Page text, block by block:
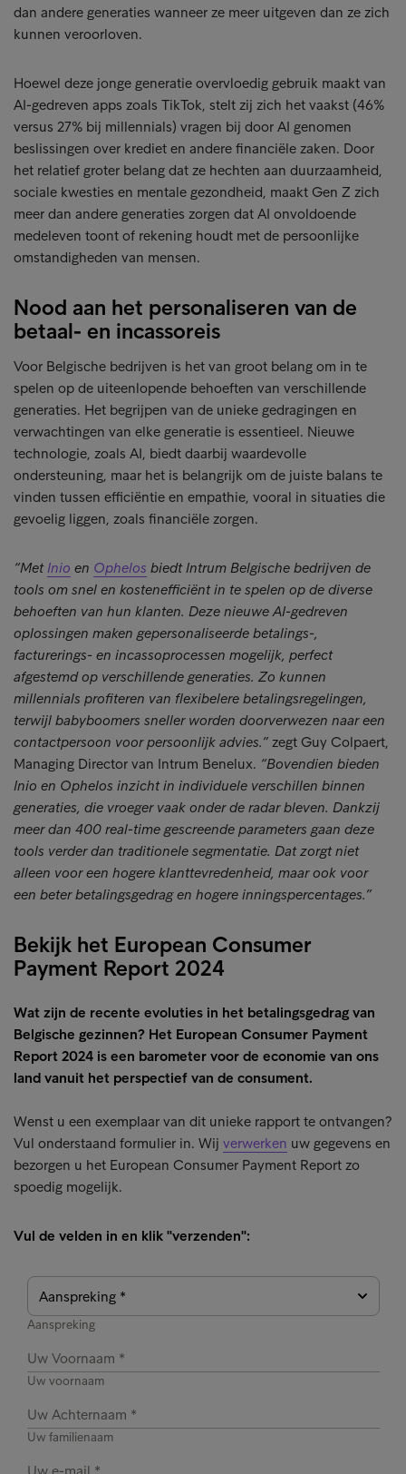
dan andere generaties wanneer ze meer uitgeven dan ze zich
kunnen veroorloven.
Hoewel deze jonge generatie overvloedig gebruik maakt van
AI-gedreven apps zoals TikTok, stelt zij zich het vaakst (46%
versus 27% bij millennials) vragen bij door AI genomen
beslissingen over krediet en andere financiële zaken. Door
het relatief groter belang dat ze hechten aan duurzaamheid,
sociale kwesties en mentale gezondheid, maakt Gen Z zich
meer dan andere generaties zorgen dat AI onvoldoende
medeleven toont of rekening houdt met de persoonlijke
omstandigheden van mensen.
Nood aan het personaliseren van de
betaal- en incassoreis
Voor Belgische bedrijven is het van groot belang om in te
spelen op de uiteenlopende behoeften van verschillende
generaties. Het begrijpen van de unieke gedragingen en
verwachtingen van elke generatie is essentieel. Nieuwe
technologie, zoals AI, biedt daarbij waardevolle
ondersteuning, maar het is belangrijk om de juiste balans te
vinden tussen efficiëntie en empathie, vooral in situaties die
gevoelig liggen, zoals financiële zorgen.
“MetInio en Ophelos biedt Intrum Belgische bedrijven de
tools om snel en kostenefficiënt in te spelen op de diverse
behoeften van hun klanten. Deze nieuwe AI-gedreven
oplossingen maken gepersonaliseerde betalings-,
facturerings- en incassoprocessen mogelijk, perfect
afgestemd op verschillende generaties. Zo kunnen
millennials profiteren van flexibelere betalingsregelingen,
terwijl babyboomers sneller worden doorverwezen naar een
contactpersoon voor persoonlijk advies.” zegt Guy Colpaert,
Managing Director van Intrum Benelux. “Bovendien bieden
Inio en Ophelos inzicht in individuele verschillen binnen
generaties, die vroeger vaak onder de radar bleven. Dankzij
meer dan 400 real-time gescreende parameters gaan deze
tools verder dan traditionele segmentatie. Dat zorgt niet
alleen voor een hogere klanttevredenheid, maar ook voor
een beter betalingsgedrag en hogere inningspercentages.”
Bekijk het European Consumer
Payment Report 2024
Wat zijn de recente evoluties in het betalingsgedrag van
Belgische gezinnen? Het European Consumer Payment
Report 2024 is een barometer voor de economie van ons
land vanuit het perspectief van de consument.
Wenst u een exemplaar van dit unieke rapport te ontvangen?
Vul onderstaand formulier in. Wij verwerken uw gegevens en
bezorgen u het European Consumer Payment Report zo
spoedig mogelijk.
Vul de velden in en klik "verzenden":